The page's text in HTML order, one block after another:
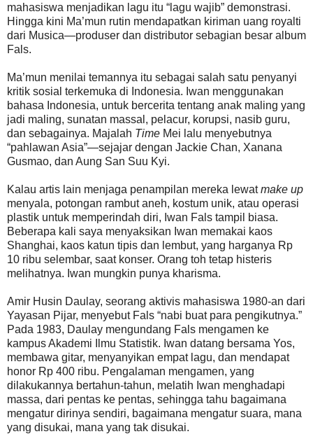
mahasiswa menjadikan lagu itu “lagu wajib” demonstrasi.
Hingga kini Ma’mun rutin mendapatkan kiriman uang royalti
dari Musica—produser dan distributor sebagian besar album
Fals.
Ma’mun menilai temannya itu sebagai salah satu penyanyi
kritik sosial terkemuka di Indonesia. Iwan menggunakan
bahasa Indonesia, untuk bercerita tentang anak maling yang
jadi maling, sunatan massal, pelacur, korupsi, nasib guru,
dan sebagainya. Majalah Time Mei lalu menyebutnya
“pahlawan Asia”—sejajar dengan Jackie Chan, Xanana
Gusmao, dan Aung San Suu Kyi.
Kalau artis lain menjaga penampilan mereka lewatmake up
menyala, potongan rambut aneh, kostum unik, atau operasi
plastik untuk memperindah diri, Iwan Fals tampil biasa.
Beberapa kali saya menyaksikan Iwan memakai kaos
Shanghai, kaos katun tipis dan lembut, yang harganya Rp
10 ribu selembar, saat konser. Orang toh tetap histeris
melihatnya. Iwan mungkin punya kharisma.
Amir Husin Daulay, seorang aktivis mahasiswa 1980-an dari
Yayasan Pijar, menyebut Fals “nabi buat para pengikutnya.”
Pada 1983, Daulay mengundang Fals mengamen ke
kampus Akademi Ilmu Statistik. Iwan datang bersama Yos,
membawa gitar, menyanyikan empat lagu, dan mendapat
honor Rp 400 ribu. Pengalaman mengamen, yang
dilakukannya bertahun-tahun, melatih Iwan menghadapi
massa, dari pentas ke pentas, sehingga tahu bagaimana
mengatur dirinya sendiri, bagaimana mengatur suara, mana
yang disukai, mana yang tak disukai.